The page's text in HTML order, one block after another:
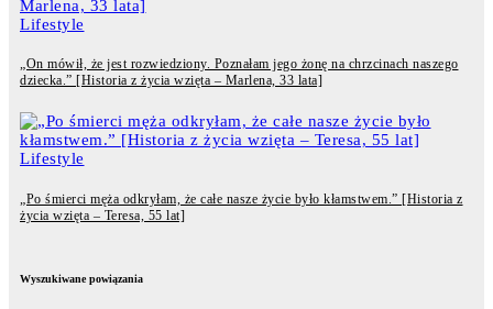
Lifestyle
„On mówił, że jest rozwiedziony. Poznałam jego żonę na chrzcinach naszego
dziecka.” [Historia z życia wzięta – Marlena, 33 lata]
Lifestyle
„Po śmierci męża odkryłam, że całe nasze życie było kłamstwem.” [Historia z
życia wzięta – Teresa, 55 lat]
Wyszukiwane powiązania